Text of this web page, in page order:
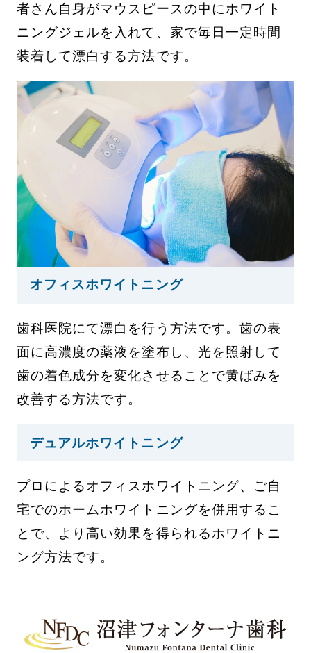
者さん自身がマウスピースの中にホワイト
ニングジェルを入れて、家で毎日一定時間
装着して漂白する方法です。
オフィスホワイトニング
歯科医院にて漂白を行う方法です。歯の表
面に高濃度の薬液を塗布し、光を照射して
歯の着色成分を変化させることで黄ばみを
改善する方法です。
デュアルホワイトニング
プロによるオフィスホワイトニング、ご自
宅でのホームホワイトニングを併用するこ
とで、より高い効果を得られるホワイトニ
ング方法です。